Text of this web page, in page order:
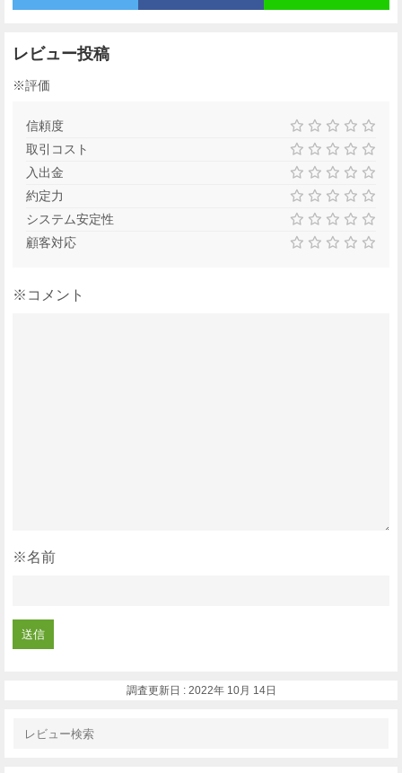
レビュー投稿
※評価
信頼度
取引コスト
入出金
約定力
システム安定性
顧客対応
※コメント
※名前
調査更新日 : 2022年 10月 14日